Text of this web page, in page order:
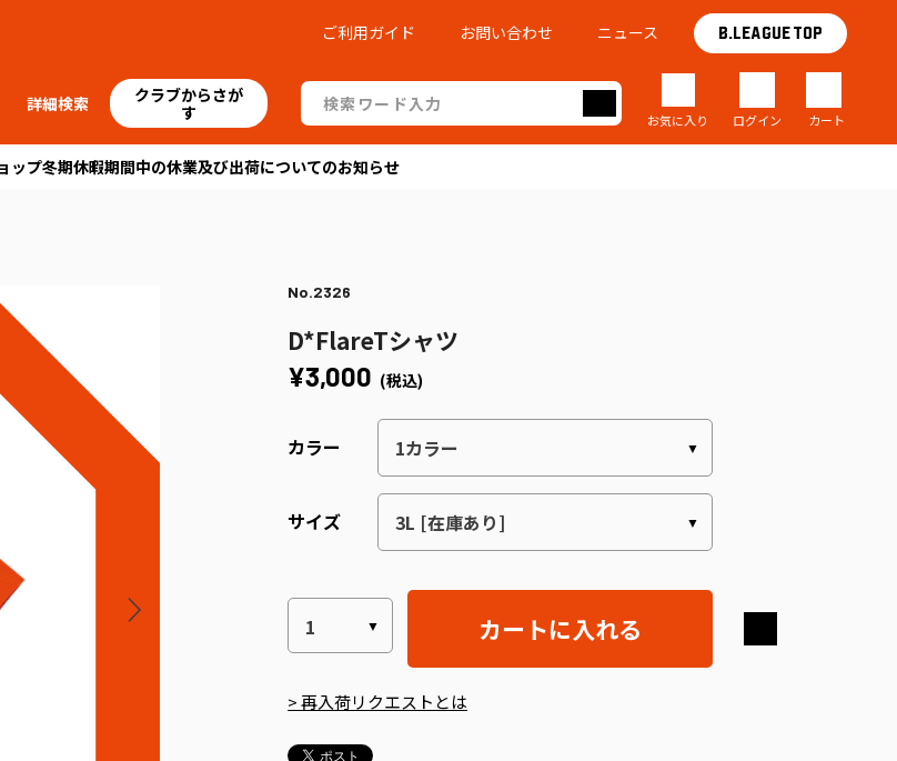
詳細検索
クラブからさが
す
ご利用ガイド お問い合わせ ニュース B.LEAGUE TOP
お気に入り ログイン カート
ップ冬期休暇期間中の休業及び出荷についてのお知らせ
No.2326
D*FlareTシャツ
¥3,000 (税込)
カラー
サイズ
カートに入れる
> 再入荷リクエストとは